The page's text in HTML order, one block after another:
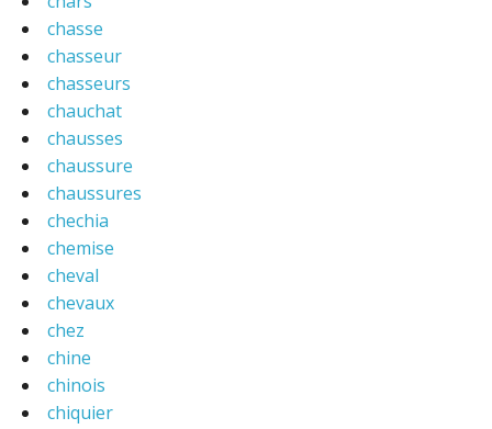
chasse
chasseur
chasseurs
chauchat
chausses
chaussure
chaussures
chechia
chemise
cheval
chevaux
chez
chine
chinois
chiquier